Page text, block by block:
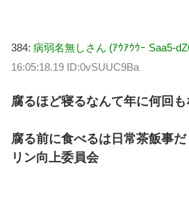
384: 病弱名無しさん (ｱｳｱｳｳｰ Saa5-
16:05:18.19 ID:0vSUUC9Ba
腐るほど寝るなんて年に何回
腐る前に食べるは日常茶飯事だ
リン向上委員会